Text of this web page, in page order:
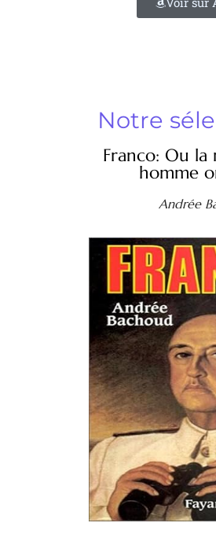
Notre
Franco: Ou la
homme
Andrée